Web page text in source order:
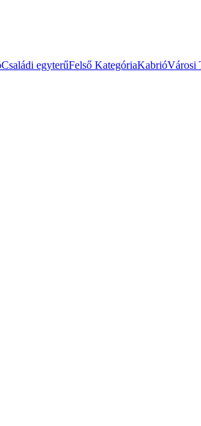
Családi egyterűFelső KategóriaKabrióVárosi